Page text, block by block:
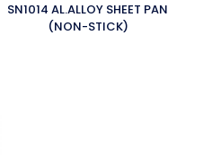
SN1014 AL.ALLOY SHEET PAN
(NON-STICK)